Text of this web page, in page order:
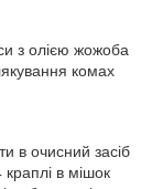
з олією жожоба
комах
в очисний засіб
в мішок